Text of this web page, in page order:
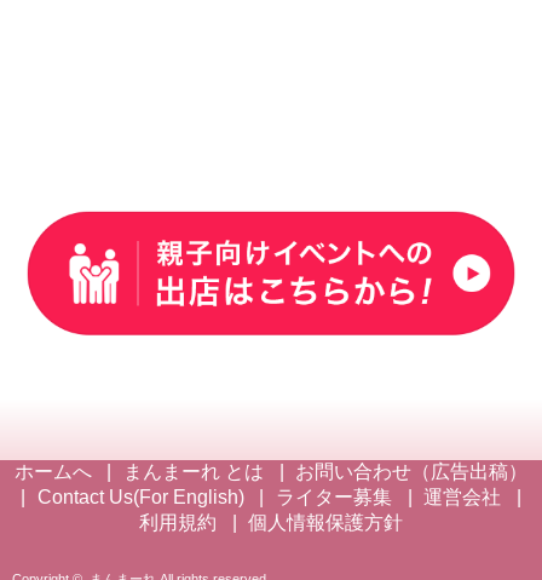
ホームへ まんまーれ とは
お問い合わせ（広告出稿）
Contact Us(For English)
ライター募集
運営会社
利用規約
個人情報保護方針